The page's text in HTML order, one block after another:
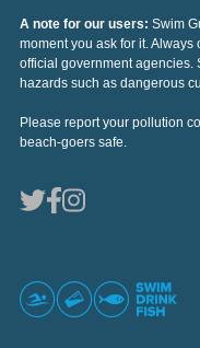
A note for our users: Swim
moment you ask for it.
official government agencies.
hazards such as dangerous
Please report your pollution
beach-goers safe.